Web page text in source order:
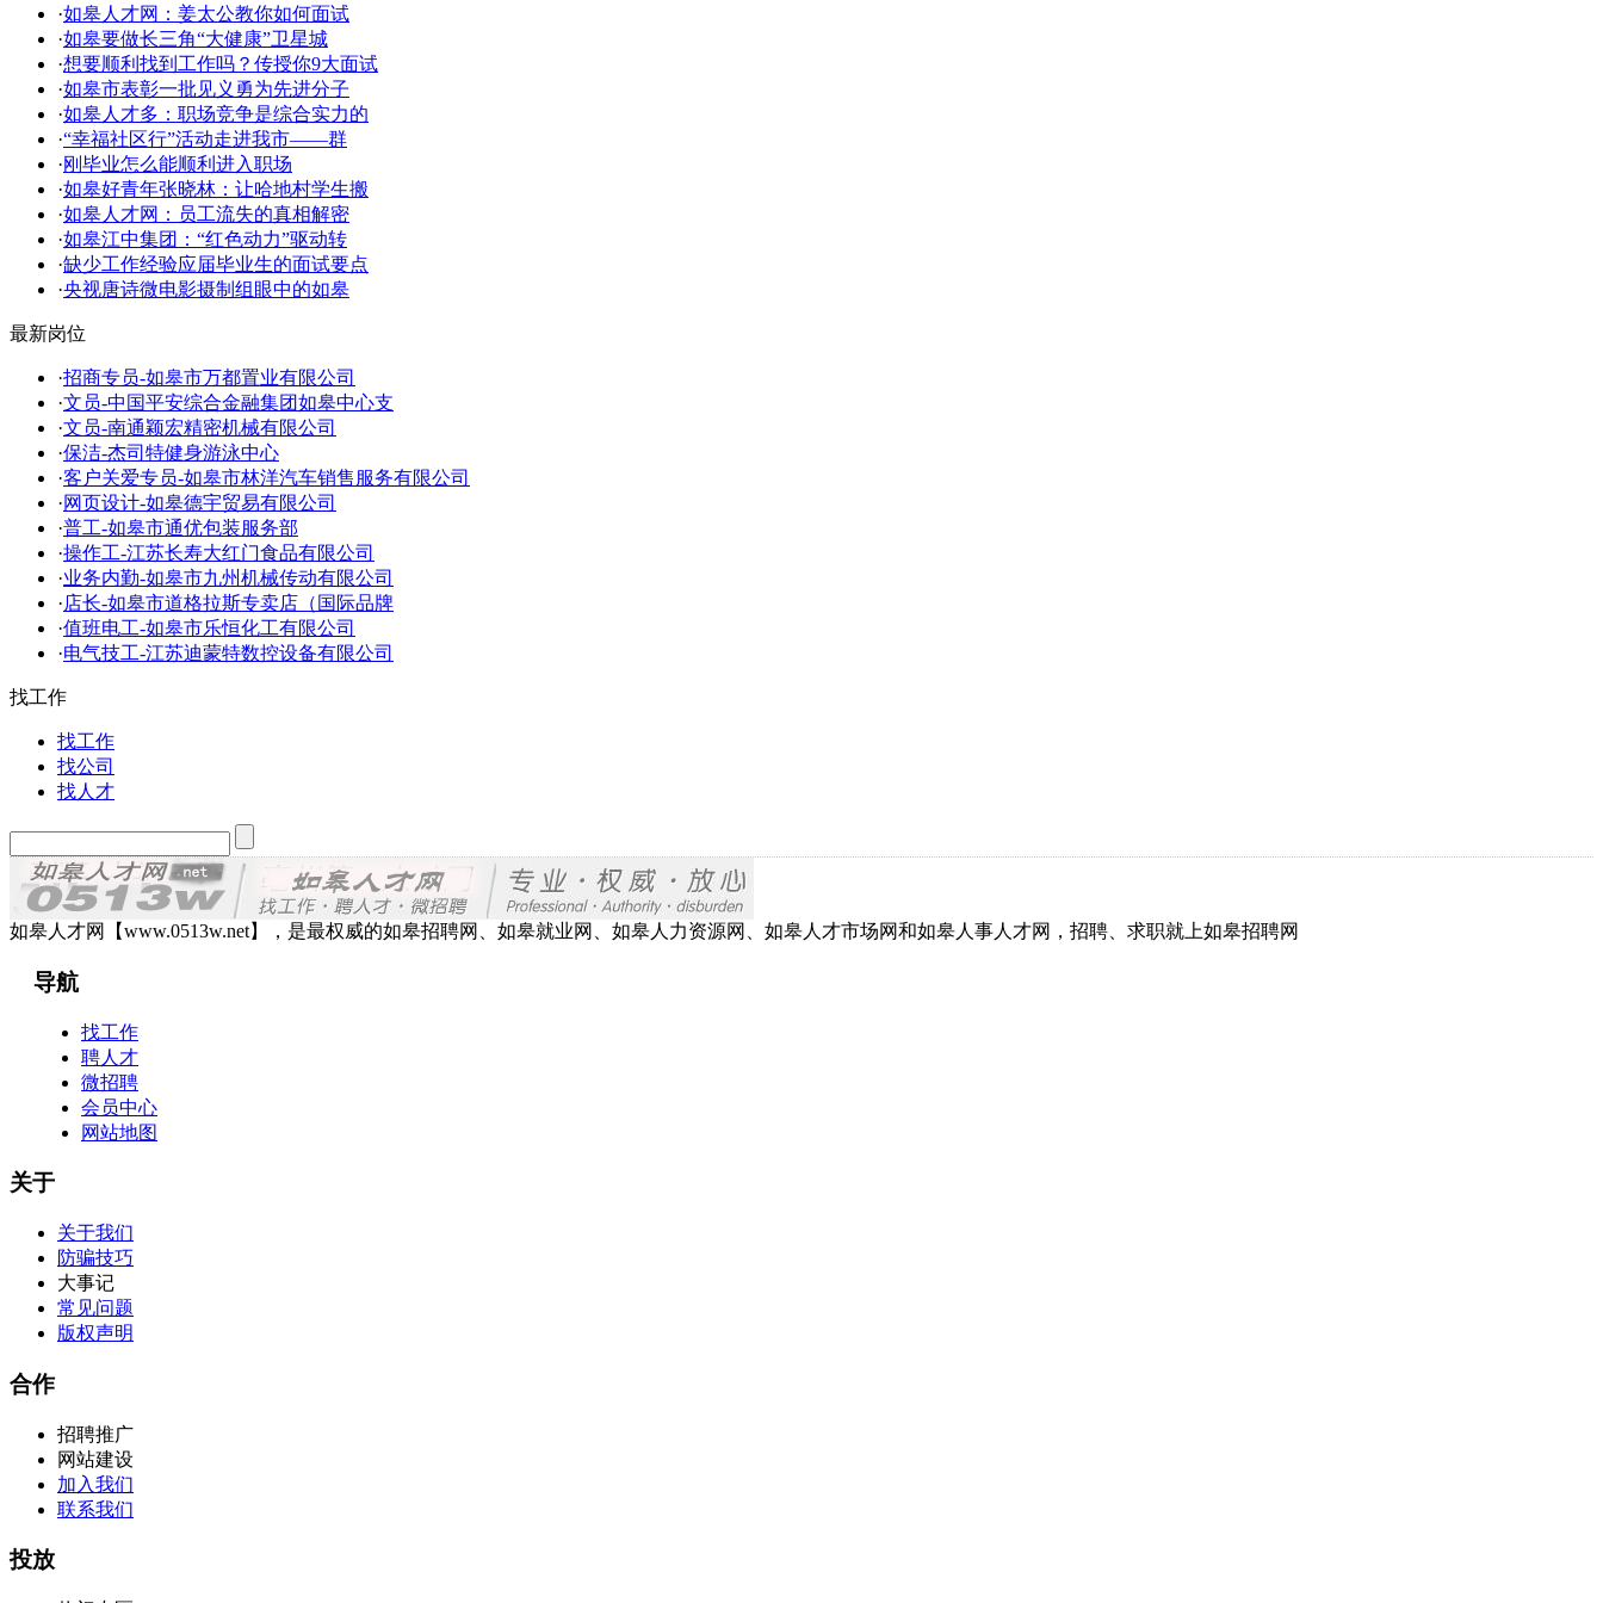
·如皋人才网：姜太公教你如何面试
·如皋要做长三角“大健康”卫星城
·想要顺利找到工作吗？传授你9大面试
·如皋市表彰一批见义勇为先进分子
·如皋人才多：职场竞争是综合实力的
·“幸福社区行”活动走进我市——群
·刚毕业怎么能顺利进入职场
·如皋好青年张晓林：让哈地村学生搬
·如皋人才网：员工流失的真相解密
·如皋江中集团：“红色动力”驱动转
·缺少工作经验应届毕业生的面试要点
·央视唐诗微电影摄制组眼中的如皋
最新岗位
·招商专员-如皋市万都置业有限公司
·文员-中国平安综合金融集团如皋中心支
·文员-南通颖宏精密机械有限公司
·保洁-杰司特健身游泳中心
·客户关爱专员-如皋市林洋汽车销售服务有限公司
·网页设计-如皋德宇贸易有限公司
·普工-如皋市通优包装服务部
·操作工-江苏长寿大红门食品有限公司
·业务内勤-如皋市九州机械传动有限公司
·店长-如皋市道格拉斯专卖店（国际品牌
·值班电工-如皋市乐恒化工有限公司
·电气技工-江苏迪蒙特数控设备有限公司
找工作
找工作
找公司
找人才
如皋人才网【www.0513w.net】，是最权威的如皋招聘网、如皋就业网、如皋人力资源网、如皋人才市场网和如皋人事人才网，招聘、求职就上如皋招聘网
导航
找工作
聘人才
微招聘
会员中心
网站地图
关于
关于我们
防骗技巧
大事记
常见问题
版权声明
合作
招聘推广
网站建设
加入我们
联系我们
投放